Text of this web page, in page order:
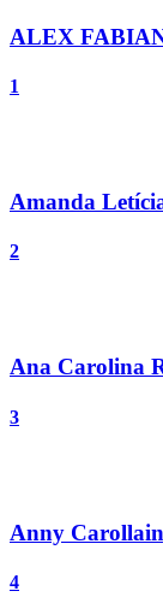
ALEX
1
Amanda
2
Ana Carolina
3
Anny
4